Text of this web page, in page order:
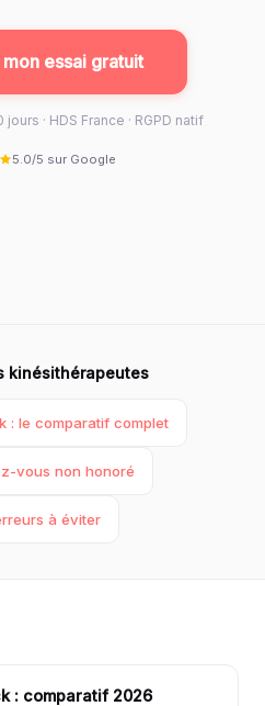
essai gratuit
· HDS France · RGPD natif
5.0/5 sur Google
kinésithérapeutes
: le comparatif complet
vous non honoré
à éviter
: comparatif 2026